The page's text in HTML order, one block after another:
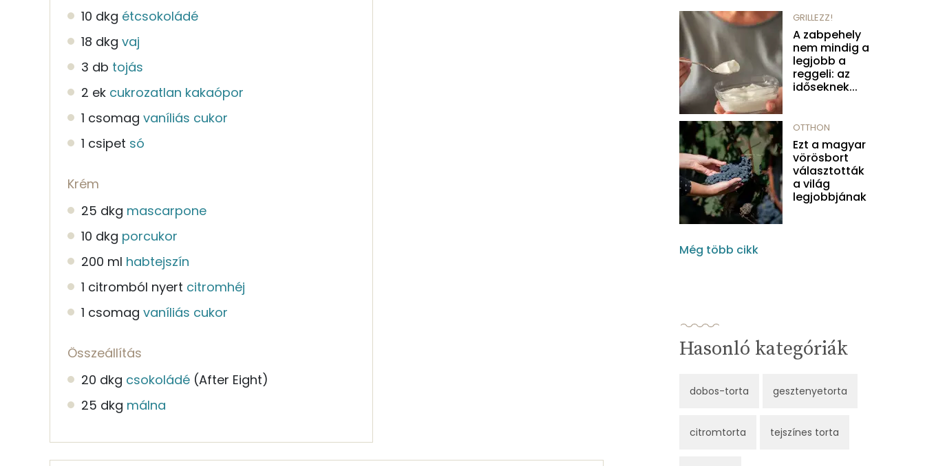
10 dkg étcsokoládé
18 dkg vaj
3 db tojás
2 ek cukrozatlan kakaópor
1 csomag vaníliás cukor
1 csipet só
Krém
25 dkg mascarpone
10 dkg porcukor
200 ml habtejszín
1 citromból nyert citromhéj
1 csomag vaníliás cukor
Összeállítás
20 dkg csokoládé (After Eight)
25 dkg málna
GRILLEZZ!
A zabpehely
nem mindig a
legjobb a
reggeli: az
időseknek...
OTTHON
Ezt a magyar
vörösbort
választották
a világ
legjobbjának
Még több cikk
Hasonló kategóriák
dobos-torta gesztenyetorta
citromtorta tejszínes torta